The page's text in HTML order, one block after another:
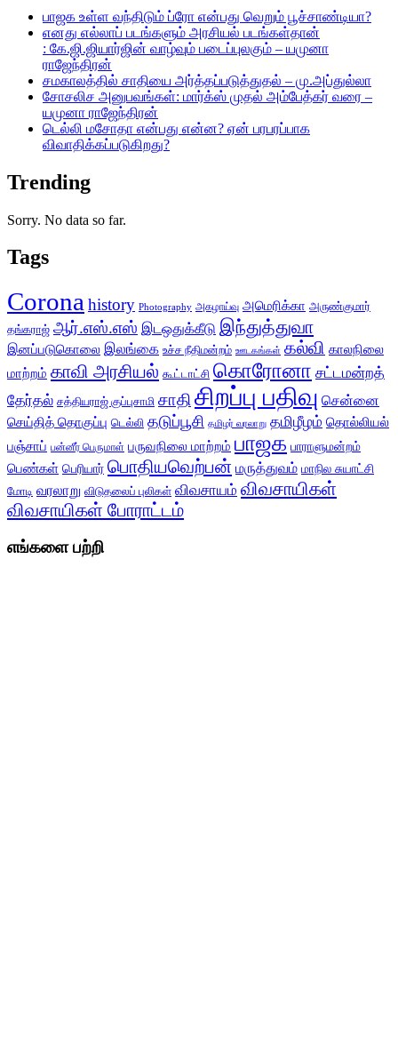
பாஜக உள்ள வந்திடும் ப்ரோ என்பது வெறும் பூச்சாண்டியா?
எனது எல்லாப் படங்களும் அரசியல் படங்கள்தான்
: கே.ஜி.ஜியார்ஜின் வாழ்வும் படைப்புலகும் – யமுனா
ராஜேந்திரன்
சமகாலத்தில் சாதியை அர்த்தப்படுத்துதல் – மு.அப்துல்லா
சோசலிச அனுபவங்கள்: மார்க்ஸ் முதல் அம்பேத்கர் வரை –
யமுனா ராஜேந்திரன்
டெல்லி மசோதா என்பது என்ன? ஏன் பரபரப்பாக
விவாதிக்கப்படுகிறது?
Trending
Sorry. No data so far.
Tags
Corona history Photography அகழாய்வு அமெரிக்கா அருண்குமார்
தங்கராஜ் ஆர்.எஸ்.எஸ் இடஒதுக்கீடு இந்துத்துவா
இனப்படுகொலை இலங்கை உச்ச நீதிமன்றம் ஊடகங்கள் கல்வி காலநிலை
மாற்றம் காவி அரசியல் கூட்டாட்சி கொரோனா சட்டமன்றத்
தேர்தல் சத்தியராஜ் குப்புசாமி சாதிசிறப்பு பதிவு சென்னை
செய்தித் தொகுப்பு டெல்லி தடுப்பூசி தமிழர் வரலாறு தமிழீழம் தொல்லியல்
பஞ்சாப் பன்னீர் பெருமாள் பருவநிலை மாற்றம் பாஜக பாராளுமன்றம்
பெண்கள் பெரியார் பொதியவெற்பன் மருத்துவம் மாநில சுயாட்சி
மோடி வரலாறு விடுதலைப் புலிகள் விவசாயம் விவசாயிகள்
விவசாயிகள் போராட்டம்
எங்களை பற்றி